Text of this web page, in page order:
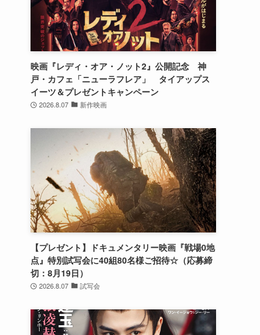
映画『レディ・オア・ノット2』公開記念 神
戸・カフェ「ニューラフレア」 タイアップス
イーツ＆プレゼントキャンペーン
2026.8.07 新作映画
【プレゼント】ドキュメンタリー映画『戦場0地
点』特別試写会に40組80名様ご招待☆（応募締
切：8月19日）
2026.8.07 試写会